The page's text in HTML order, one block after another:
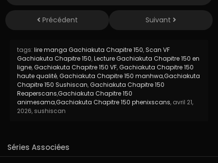
Précédent Suivant
tags: lire manga Gachiakuta Chapitre 150, Scan VF
Gachiakuta Chapitre 150,Lecture Gachiakuta Chapitre 150 en
ligne, Gachiakuta Chapitre 150 VF, Gachiakuta Chapitre 150
haute qualité, Gachiakuta Chapitre 150 manhwa,Gachiakuta
Chapitre 150 Sushiscan, Gachiakuta Chapitre 150
Reaperscans,Gachiakuta Chapitre 150
animesama,Gachiakuta Chapitre 150 phenixscans, avril 21,
2026, sushiscan
Séries Associées